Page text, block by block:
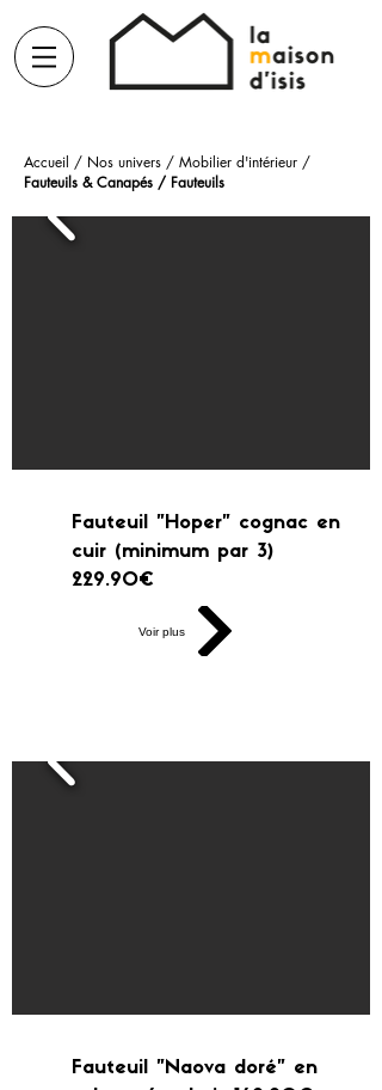
Accueil / Nos univers / Mobilier d'intérieur /
Fauteuils & Canapés / Fauteuils
Fauteuil "Hoper" cognac en
cuir (minimum par 3)
229.90€
Voir plus
Fauteuil "Naova doré" en